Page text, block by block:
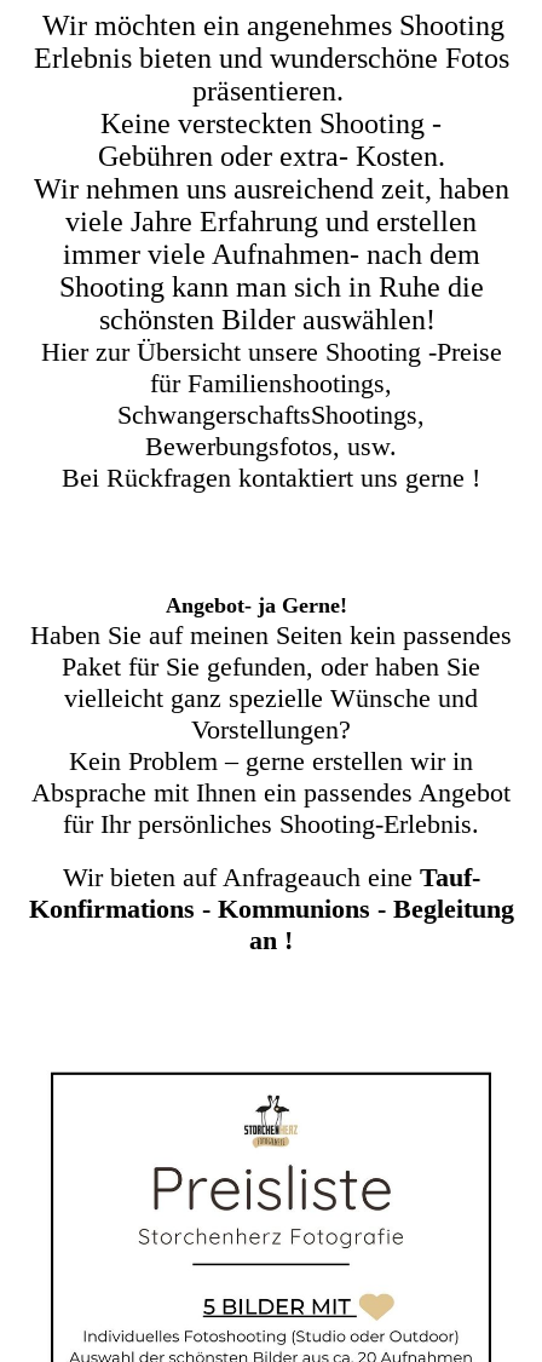
Wir möchten ein angenehmes Shooting
Erlebnis bieten und wunderschöne Fotos
präsentieren.
Keine versteckten Shooting -
Gebühren oder extra- Kosten.
Wir nehmen uns ausreichend zeit, haben
viele Jahre Erfahrung und erstellen
immer viele Aufnahmen- nach dem
Shooting kann man sich in Ruhe die
schönsten Bilder auswählen!
Hier zur Übersicht unsere Shooting -Preise
für Familienshootings,
SchwangerschaftsShootings,
Bewerbungsfotos, usw.
Bei Rückfragen kontaktiert uns gerne !
Angebot- ja Gerne!
Haben Sie auf meinen Seiten kein passendes
Paket für Sie gefunden, oder haben Sie
vielleicht ganz spezielle Wünsche und
Vorstellungen?
Kein Problem – gerne erstellen wir in
Absprache mit Ihnen ein passendes Angebot
für Ihr persönliches Shooting-Erlebnis.
Wir bieten auf Anfrageauch eine Tauf-
Konfirmations - Kommunions - Begleitung
an !